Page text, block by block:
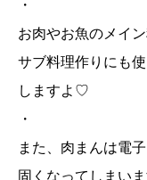
・
お肉やお魚のメイ
サブ料理作りにも
しますよ♡
・
また、肉まんは電
固くなってしまいま